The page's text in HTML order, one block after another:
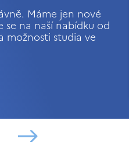
Máme jen nové
se na naší nabídku od
možnosti studia ve